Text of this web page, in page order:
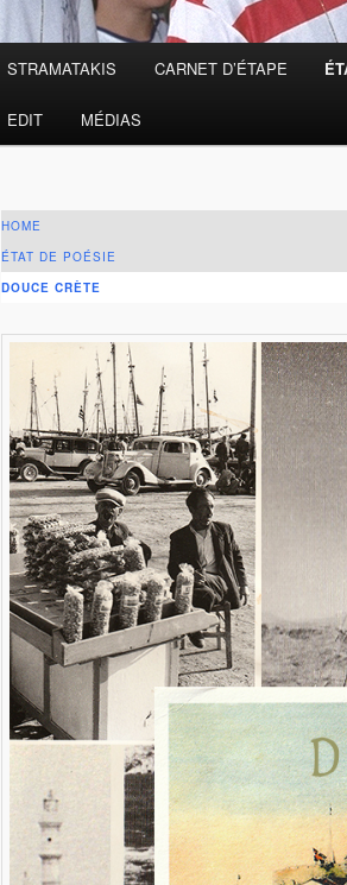
STRAMATAKIS CARNET D’ÉTAPE
EDIT MÉDIAS
HOME
ÉTAT DE POÉSIE
DOUCE CRÈTE